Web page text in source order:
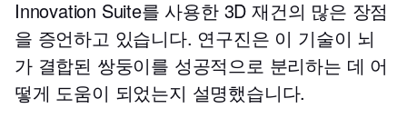
Innovation Suite를 사용한 3D 재건의 많은 장점
을 증언하고 있습니다. 연구진은 이 기술이 뇌
가 결합된 쌍둥이를 성공적으로 분리하는 데 어
떻게 도움이 되었는지 설명했습니다.